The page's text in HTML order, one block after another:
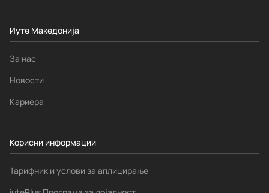
Иуте Македонија
За нас
Новости
Кариера
Корисни информации
Тарифник и услови за аплицирање